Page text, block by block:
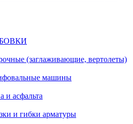
(заглаживающие, вертолеты)
машины
и асфальта
и гибки арматуры